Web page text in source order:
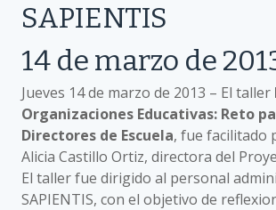
SAPIENTIS
14 de marzo de
Jueves 14 de marzo de 2013 – El taller
Organizaciones Educativas: Reto
Directores de Escuela, fue facilitado
Alicia Castillo Ortiz, directora del
El taller fue dirigido al personal
SAPIENTIS, con el objetivo de